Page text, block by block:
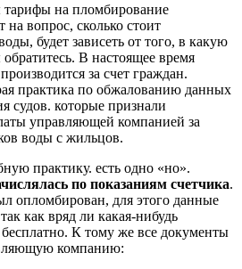
тарифы на пломбирование
на вопрос, сколько стоит
будет зависеть от того, в какую
В настоящее время
за счет граждан.
практика по обжалованию данных
судов. которые признали
управляющей компанией за
воды с жильцов.
практику. есть одно «но».
по показаниям счетчика.
опломбирован, для этого данные
как вряд ли какая-нибудь
бесплатно. К тому же все документы
компанию: